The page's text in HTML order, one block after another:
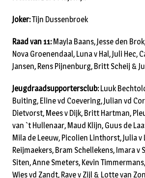
Joker:Tijn Dussenbroek
Raad van 11:Mayla Baans, Jesse den
Nova Groenendaal, Luna v Hal, Juli Hec,
Jansen, Rens Pijnenburg, Britt Scheij &
Jeugdraadsupportersclub:Luuk
Buiting, Eline vd Coevering, Julian vd
Dietvorst, Mees v Dijk, Britt Hartman,
van `t Hullenaar, Maud Klijn, Guus de
Mila de Leeuw, Picolien Linthorst, Julia v
Reijmaekers, Bram Schellekens, Imara v
Siten, Anne Smeters, Kevin
Wies vd Zandt, Rave v Zijl & Lotte van Zon